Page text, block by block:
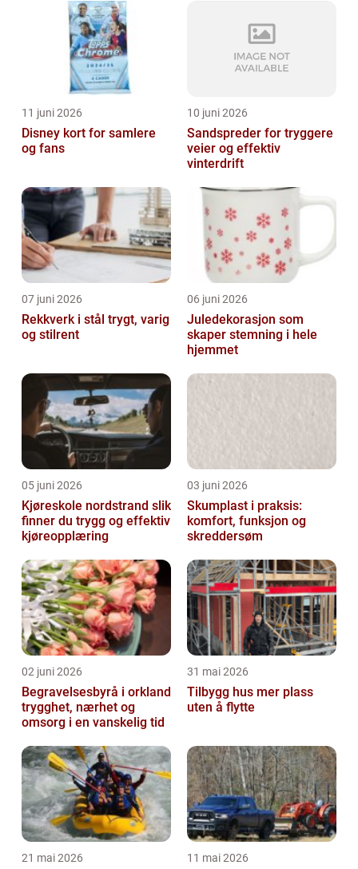
11 juni 2026
Disney kort for samlere
og fans
10 juni 2026
Sandspreder for tryggere
veier og effektiv
vinterdrift
07 juni 2026
Rekkverk i stål trygt, varig
og stilrent
06 juni 2026
Juledekorasjon som
skaper stemning i hele
hjemmet
05 juni 2026
Kjøreskole nordstrand slik
finner du trygg og effektiv
kjøreopplæring
03 juni 2026
Skumplast i praksis:
komfort, funksjon og
skreddersøm
02 juni 2026
Begravelsesbyrå i orkland
trygghet, nærhet og
omsorg i en vanskelig tid
31 mai 2026
Tilbygg hus mer plass
uten å flytte
21 mai 2026 11 mai 2026